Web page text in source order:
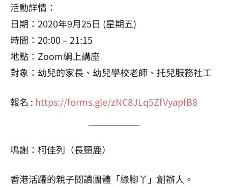
活動詳情：
日期：2020年9月25日 (星期五)
時間：20:00 – 21:15
地點：Zoom網上講座
對象：幼兒的家長、幼兒學校老師、托兒服務社工
報名 : https://forms.gle/zNC8JLq5ZfVyapfB8
鳴謝：柯佳列（長頸鹿）
香港活躍的親子閱讀團體「綠腳丫」創辦人。